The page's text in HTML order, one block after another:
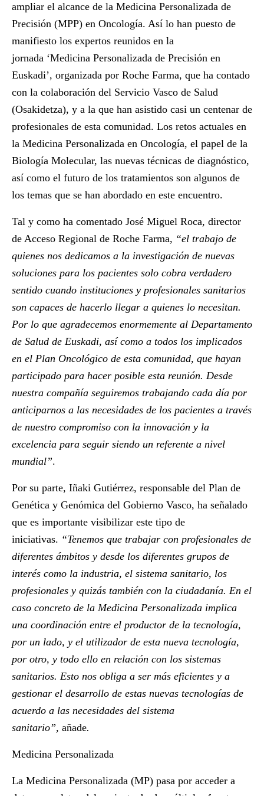
ampliar el alcance de la Medicina Personalizada de
Precisión (MPP) en Oncología. Así lo han puesto de
manifiesto los expertos reunidos en la
jornada ‘Medicina Personalizada de Precisión en
Euskadi’, organizada por Roche Farma, que ha contado
con la colaboración del Servicio Vasco de Salud
(Osakidetza), y a la que han asistido casi un centenar de
profesionales de esta comunidad. Los retos actuales en
la Medicina Personalizada en Oncología, el papel de la
Biología Molecular, las nuevas técnicas de diagnóstico,
así como el futuro de los tratamientos son algunos de
los temas que se han abordado en este encuentro.
Tal y como ha comentado José Miguel Roca, director
de Acceso Regional de Roche Farma, “el trabajo de
quienes nos dedicamos a la investigación de nuevas
soluciones para los pacientes solo cobra verdadero
sentido cuando instituciones y profesionales sanitarios
son capaces de hacerlo llegar a quienes lo necesitan.
Por lo que agradecemos enormemente al Departamento
de Salud de Euskadi, así como a todos los implicados
en el Plan Oncológico de esta comunidad, que hayan
participado para hacer posible esta reunión. Desde
nuestra compañía seguiremos trabajando cada día por
anticiparnos a las necesidades de los pacientes a través
de nuestro compromiso con la innovación y la
excelencia para seguir siendo un referente a nivel
mundial”.
Por su parte, Iñaki Gutiérrez, responsable del Plan de
Genética y Genómica del Gobierno Vasco, ha señalado
que es importante visibilizar este tipo de
iniciativas. “Tenemos que trabajar con profesionales de
diferentes ámbitos y desde los diferentes grupos de
interés como la industria, el sistema sanitario, los
profesionales y quizás también con la ciudadanía. En el
caso concreto de la Medicina Personalizada implica
una coordinación entre el productor de la tecnología,
por un lado, y el utilizador de esta nueva tecnología,
por otro, y todo ello en relación con los sistemas
sanitarios. Esto nos obliga a ser más eficientes y a
gestionar el desarrollo de estas nuevas tecnologías de
acuerdo a las necesidades del sistema
sanitario”, añade.
Medicina Personalizada
La Medicina Personalizada (MP) pasa por acceder a